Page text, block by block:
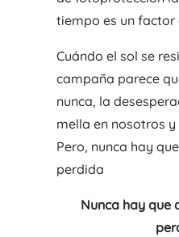
tiempo es un factor
Cuándo el sol se
campaña parece
nunca, la
mella en nosotros
Pero, nunca hay
perdida
Nunca hay que